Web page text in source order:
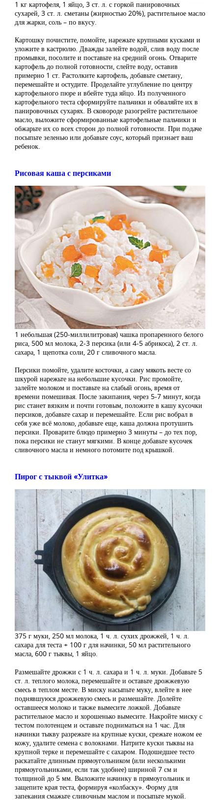
1 кг картофеля, 1 яйцо, 3 ст. л. с горкой панировочных
сухарей, 3 ст. л. сметаны (жирностью 20%), растительное масло
для жарки, соль – по вкусу.
Картошку почистите, помойте, нарежьте крупными кусками и
уложите в кастрюлю. Дважды залейте водой, слив воду после
промывки, посолите и поставьте на средний огонь. Отварите
картофель до полной готовности, слейте воду, оставив
примерно 1 ст. Растолките картофель, добавьте сметану,
перемешайте и остудите. Проделайте углубление по центру
картофельного пюре и вбейте туда яйцо. Из полученного
картофельного теста сформируйте пальчики и обваляйте их в
панировочных сухарях. В сковороде разогрейте растительное
масло, выложите сформированные картофельные пальчики и
обжарьте их со всех сторон до полной готовности. При подаче
посыпьте зеленью или добавьте соус, который признает ваш
ребенок.
Рисовая каша с персиками
1 небольшая (250-миллилитровая) чашка пропаренного белого
риса, 500 мл молока, 2-3 персика (или 4-5 абрикоса), 2 ст. л.
сахара, 1 щепотка соли, 20 г сливочного масла.
Персики помойте, удалите косточки, а саму мякоть весте со
шкурой нарежьте на небольшие кусочки. Рис промойте,
залейте молоком и поставьте на слабый огонь, время от
времени помешивая. После закипания, через 5-7 минут, когда
рис станет вязким и почти готовым, положите в кашу кусочки
персиков, добавьте сахар и перемешайте. Если рис вобрал в
себя уже всё молоко, добавьте еще, каша должна протушить
персики. Проварите блюдо примерно 3 минуты – до тех пор,
пока персики не станут мягкими. В конце добавьте кусочек
сливочного масла и немного потомите под крышкой.
Пирог с тыквой «Улитка»
375 г муки, 250 мл молока, 1 ч. л. сухих дрожжей, 1 ч. л.
сахара для теста + 100 г для начинки, 50 мл растительного
масла, 600 г тыквы, 1 яйцо.
Размешайте дрожжи с 1 ч. л. сахара и 1 ч. л. муки. Добавьте 5
ст. л. теплого молока, перемешайте и оставьте дрожжевую
смесь в теплом месте. В миску насыпьте муку, влейте в нее
поднявшуюся дрожжевую смесь и размешайте. Долейте
оставшееся молоко и также вымесите ложкой. Добавьте
растительное масло и хорошенько вымесите. Накройте миску с
тестом полотенцем и оставьте подниматься на 1 час. Для
начинки тыкву разрежьте на крупные куски, срежьте ножом ее
кожу, удалите семена с волокнами. Натрите куски тыквы на
крупной терке и перемешайте с сахаром. Подошедшее тесто
раскатайте длинным прямоугольником (или несколькими
прямоугольниками, если так удобнее) шириной 7 см и
толщиной до 5 мм. Выложите начинку в прямоугольник и
защепите края теста, формируя «колбаску». Форму для
запекания смажьте сливочным маслом и посыпьте мукой.